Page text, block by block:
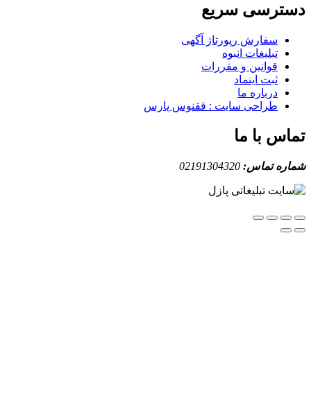
سریع
سفارش رپورتاژ آگهی
تبلیغات انبوه
قوانین و مقررات
ثبت اینماد
درباره ما
طراحی سایت : ققنوس پارس
با ما
تماس:02191304320